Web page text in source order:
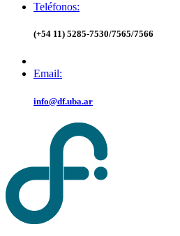
Teléfonos:
(+54 11) 5285-7530/7565/7566
Email:
info@df.uba.ar